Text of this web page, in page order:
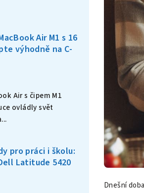
Air M1 s 16
výhodně na C-
Air s čipem M1
ovládly svět
pro práci i školu:
Latitude 5420
Dnešní